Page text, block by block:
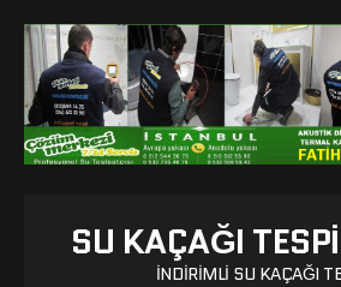
SU KAÇAĞI
İNDIRIMLI SU KAÇAĞI